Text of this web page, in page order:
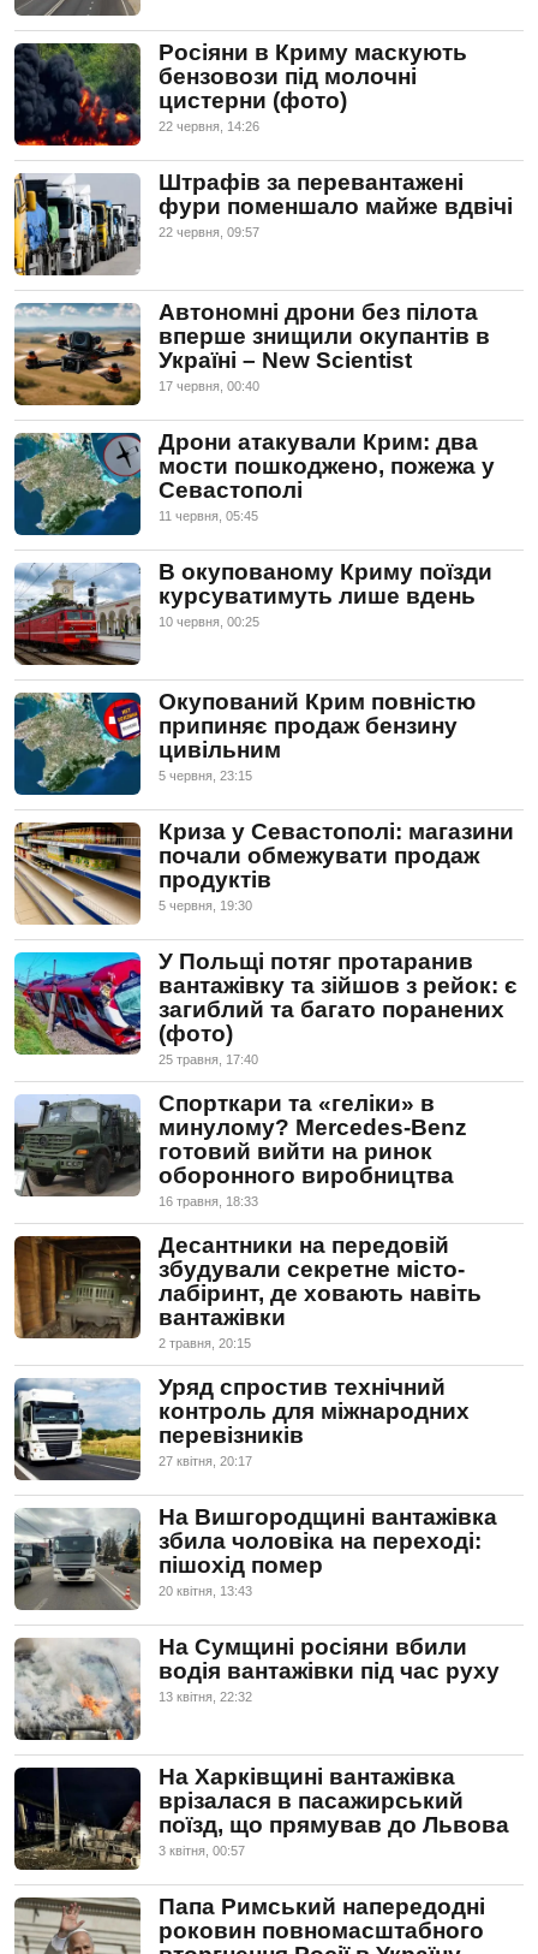
Росіяни в Криму маскують
бензовози під молочні
цистерни (фото)
22 червня, 14:26
Штрафів за перевантажені
фури поменшало майже вдвічі
22 червня, 09:57
Автономні дрони без пілота
вперше знищили окупантів в
Україні – New Scientist
17 червня, 00:40
Дрони атакували Крим: два
мости пошкоджено, пожежа у
Севастополі
11 червня, 05:45
В окупованому Криму поїзди
курсуватимуть лише вдень
10 червня, 00:25
Окупований Крим повністю
припиняє продаж бензину
цивільним
5 червня, 23:15
Криза у Севастополі: магазини
почали обмежувати продаж
продуктів
5 червня, 19:30
У Польщі потяг протаранив
вантажівку та зійшов з рейок: є
загиблий та багато поранених
(фото)
25 травня, 17:40
Спорткари та «геліки» в
минулому? Mercedes-Benz
готовий вийти на ринок
оборонного виробництва
16 травня, 18:33
Десантники на передовій
збудували секретне місто-
лабіринт, де ховають навіть
вантажівки
2 травня, 20:15
Уряд спростив технічний
контроль для міжнародних
перевізників
27 квiтня, 20:17
На Вишгородщині вантажівка
збила чоловіка на переході:
пішохід помер
20 квiтня, 13:43
На Сумщині росіяни вбили
водія вантажівки під час руху
13 квiтня, 22:32
На Харківщині вантажівка
врізалася в пасажирський
поїзд, що прямував до Львова
3 квiтня, 00:57
Папа Римський напередодні
роковин повномасштабного